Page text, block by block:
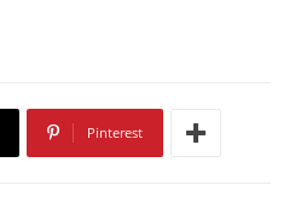
Pinterest